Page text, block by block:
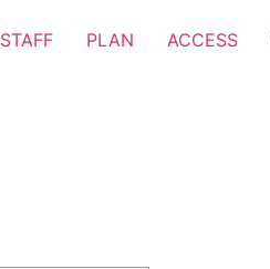
STAFF PLAN ACCESS